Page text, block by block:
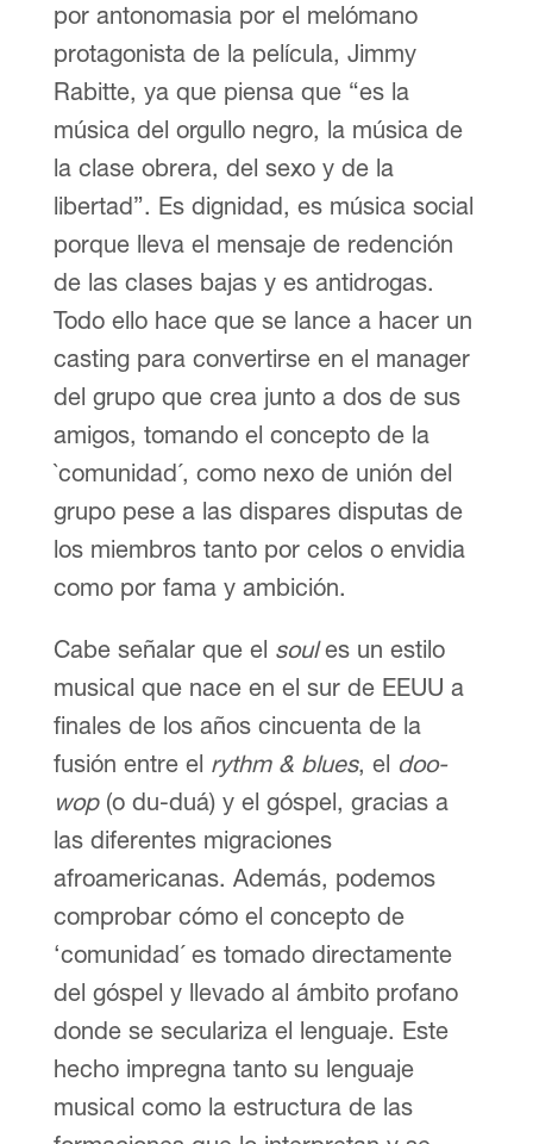
por antonomasia por el melómano
protagonista de la película, Jimmy
Rabitte, ya que piensa que “es la
música del orgullo negro, la música de
la clase obrera, del sexo y de la
libertad”. Es dignidad, es música social
porque lleva el mensaje de redención
de las clases bajas y es antidrogas.
Todo ello hace que se lance a hacer un
casting para convertirse en el manager
del grupo que crea junto a dos de sus
amigos, tomando el concepto de la
`comunidad´, como nexo de unión del
grupo pese a las dispares disputas de
los miembros tanto por celos o envidia
como por fama y ambición.
Cabe señalar que el soules un estilo
musical que nace en el sur de EEUU a
finales de los años cincuenta de la
fusión entre el rythm & blues, el doo-
wop (o du-duá) y el góspel, gracias a
las diferentes migraciones
afroamericanas. Además, podemos
comprobar cómo el concepto de
‘comunidad´ es tomado directamente
del góspel y llevado al ámbito profano
donde se seculariza el lenguaje. Este
hecho impregna tanto su lenguaje
musical como la estructura de las